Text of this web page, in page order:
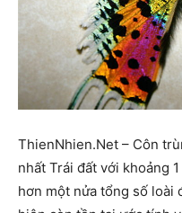
ThienNhien.Net – Côn
nhất Trái đất với khoảng
hơn một nửa tổng số loài